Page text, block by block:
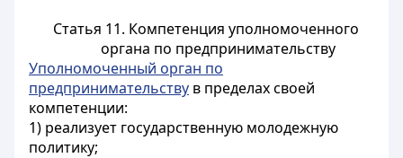
Статья 11. Компетенция уполномоченного
органа по предпринимательству
Уполномоченный орган по
предпринимательству в пределах своей
компетенции:
1) реализует государственную молодежную
политику;